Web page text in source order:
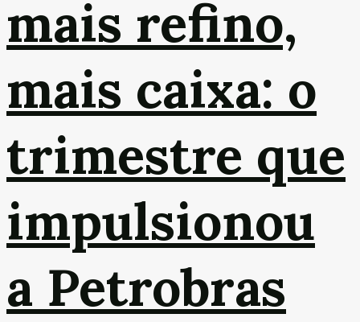
mais refino,
mais caixa: o
trimestre que
impulsionou
a Petrobras